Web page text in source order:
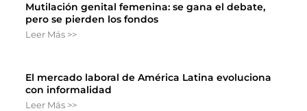
Mutilación genital femenina: se gana el debate,
pero se pierden los fondos
Leer Más >>
El mercado laboral de América Latina evoluciona
con informalidad
Leer Más >>